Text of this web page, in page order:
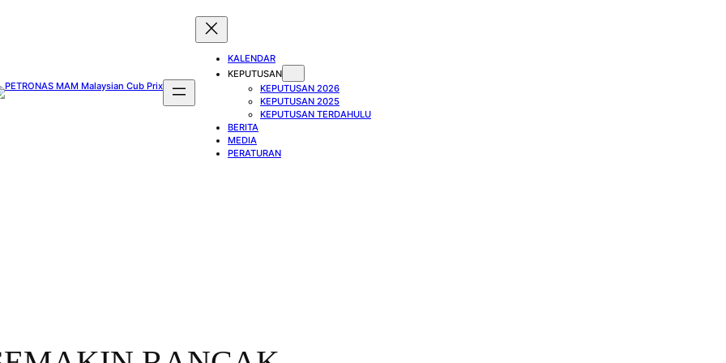
KALENDAR
KEPUTUSAN
KEPUTUSAN 2026
KEPUTUSAN 2025
KEPUTUSAN TERDAHULU
BERITA
MEDIA
PERATURAN